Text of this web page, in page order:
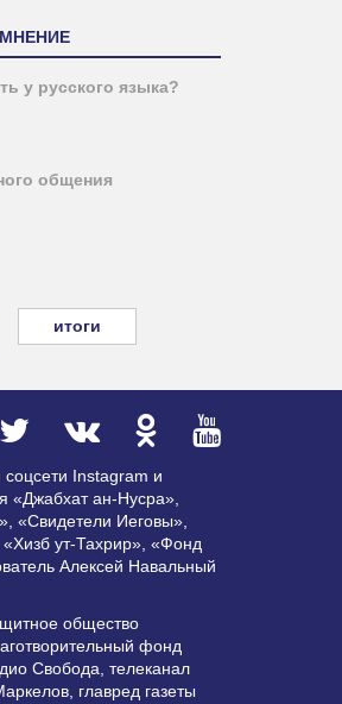
у русского языка?
общения
итоги
Instagram и
«Джабхат ан-Нусра»,
«Свидетели Иеговы»,
ут-Тахрир», «Фонд
Алексей Навальный
общество
фонд
Свобода, телеканал
главред газеты